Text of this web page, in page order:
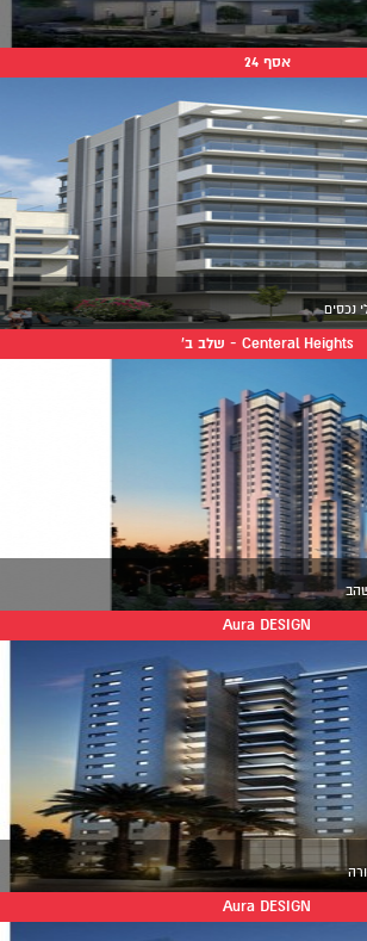
אסף 24
נכסים
Centeral Heights - שלב ב'
Aura DESIGN
Aura DESIGN